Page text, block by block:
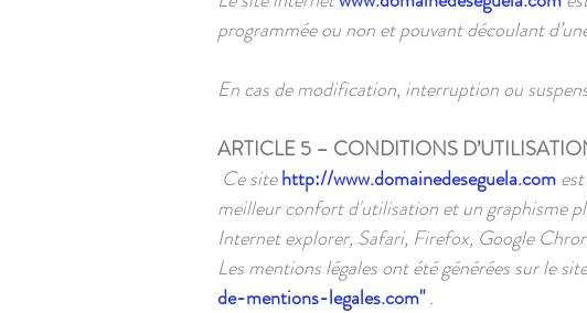
programmée ou non et pouvant découlant
En cas de modification, interruption ou
ARTICLE 5 – CONDITIONS
Ce sitehttp://www.domainedeseguela.com
meilleur confort d'utilisation et un graphisme
Internet explorer, Safari, Firefox, Google
Les mentions légales ont été générées sur le
de-mentions-legales.com".